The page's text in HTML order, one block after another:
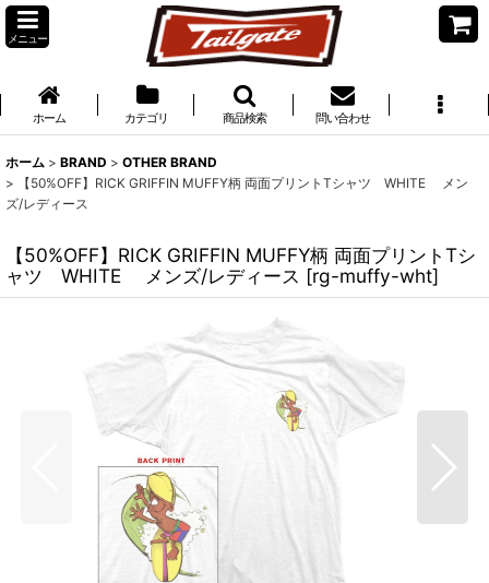
メニュー
ホーム カテゴリ 商品検索 問い合わせ
ホーム > BRAND > OTHER BRAND
>
【50%OFF】RICK GRIFFIN MUFFY柄 両面プリントTシャツ WHITE メン
ズ/レディース
【50%OFF】RICK GRIFFIN MUFFY柄 両面プリントTシ
ャツ WHITE メンズ/レディース [rg-muffy-wht]